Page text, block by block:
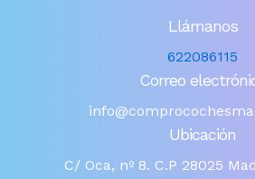
Llámanos
622086115
Correo
Ubicación
C/ Oca, nº 8. C.P 28025